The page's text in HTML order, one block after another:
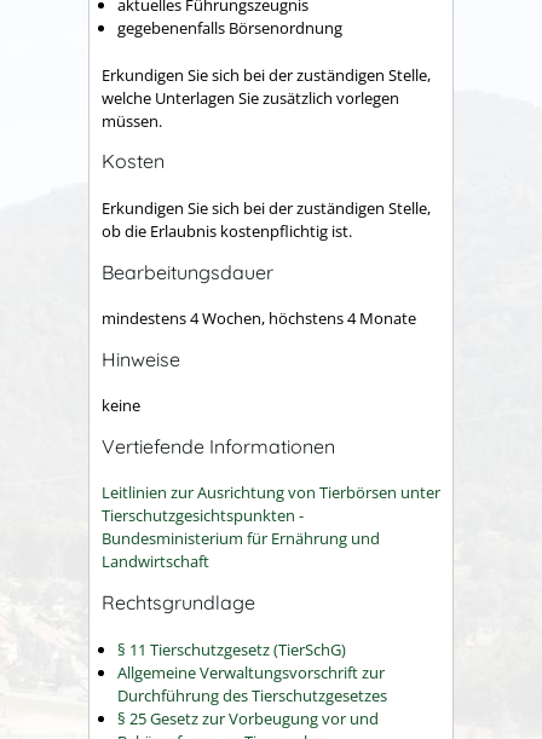
aktuelles Führungszeugnis
gegebenenfalls Börsenordnung
Erkundigen Sie sich bei der zuständigen Stelle,
welche Unterlagen Sie zusätzlich vorlegen
müssen.
Kosten
Erkundigen Sie sich bei der zuständigen Stelle,
ob die Erlaubnis kostenpflichtig ist.
Bearbeitungsdauer
mindestens 4 Wochen, höchstens 4 Monate
Hinweise
keine
Vertiefende Informationen
Leitlinien zur Ausrichtung von Tierbörsen unter
Tierschutzgesichtspunkten -
Bundesministerium für Ernährung und
Landwirtschaft
Rechtsgrundlage
§ 11 Tierschutzgesetz (TierSchG)
Allgemeine Verwaltungsvorschrift zur
Durchführung des Tierschutzgesetzes
§ 25 Gesetz zur Vorbeugung vor und